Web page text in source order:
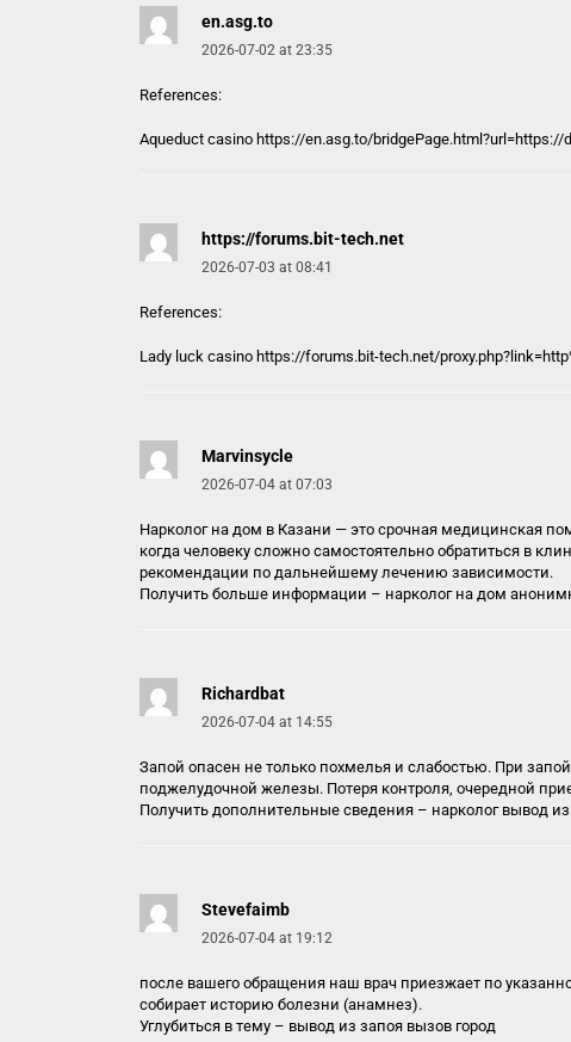
en.asg.to
2026-07-02 at 23:35
References:
Aqueduct casino https://en.asg.to/
https://forums.bit-tech.net
2026-07-03 at 08:41
References:
Lady luck casino https://forums.bit-tech.net/
Marvinsycle
2026-07-04 at 07:03
Нарколог на дом в Казани — это срочная медицинская
когда человеку сложно самостоятельно обратиться в
рекомендации по дальнейшему лечению зависимости.
Получить больше информации – нарколог на дом
Richardbat
2026-07-04 at 14:55
Запой опасен не только похмелья и слабостью. При
поджелудочной железы. Потеря контроля, очередной
Получить дополнительные сведения – нарколог вывод
Stevefaimb
2026-07-04 at 19:12
после вашего обращения наш врач приезжает по
собирает историю болезни (анамнез).
Углубиться в тему – вывод из запоя вызов город